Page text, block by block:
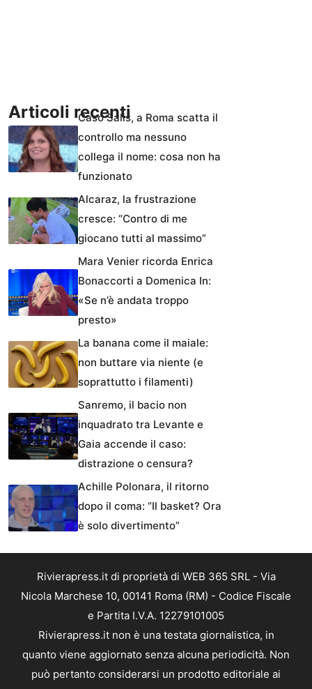
Articoli recentiCaso Salis, a Roma scatta il
controllo ma nessuno
collega il nome: cosa non ha
funzionato
Alcaraz, la frustrazione
cresce: “Contro di me
giocano tutti al massimo”
Mara Venier ricorda Enrica
Bonaccorti a Domenica In:
«Se n’è andata troppo
presto»
La banana come il maiale:
non buttare via niente (e
soprattutto i filamenti)
Sanremo, il bacio non
inquadrato tra Levante e
Gaia accende il caso:
distrazione o censura?
Achille Polonara, il ritorno
dopo il coma: “Il basket? Ora
è solo divertimento”
Rivierapress.it di proprietà di WEB 365 SRL - Via
Nicola Marchese 10, 00141 Roma (RM) - Codice Fiscale
e Partita I.V.A. 12279101005
Rivierapress.it non è una testata giornalistica, in
quanto viene aggiornato senza alcuna periodicità. Non
può pertanto considerarsi un prodotto editoriale ai